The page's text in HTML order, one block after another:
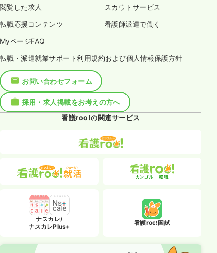
閲覧した求人 スカウトサービス
転職応援コンテンツ 看護師派遣で働く
MyページFAQ
転職・派遣就業サポート利用規約および個人情報保護方針
お問い合わせフォーム
採用・求人掲載をお考えの方へ
看護roo!の関連サービス
ナスカレ/
ナスカレPlus+
看護roo!国試